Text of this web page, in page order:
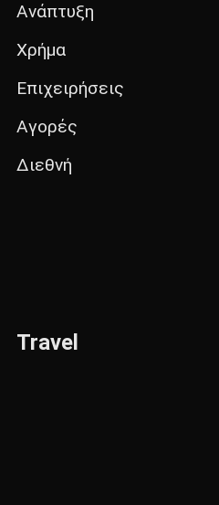
Ανάπτυξη
Χρήμα
Επιχειρήσεις
Αγορές
Διεθνή
Travel